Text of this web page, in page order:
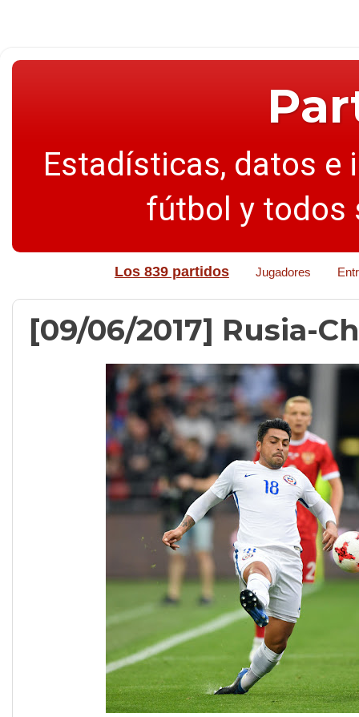
Estadísticas, datos e
fútbol y todos
Los 839 partidos Jugadores
[09/06/2017] Rusia-